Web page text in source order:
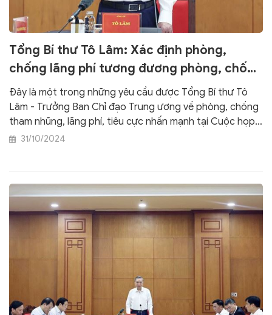
Tổng Bí thư Tô Lâm: Xác định phòng,
chống lãng phí tương đương phòng, chống
tham nhũng, tiêu cực
Đây là một trong những yêu cầu được Tổng Bí thư Tô
Lâm - Trưởng Ban Chỉ đạo Trung ương về phòng, chống
tham nhũng, lãng phí, tiêu cực nhấn mạnh tại Cuộc họp
Thường trực Ban Chỉ đạo diễn ra sáng nay, 30.10.
31/10/2024